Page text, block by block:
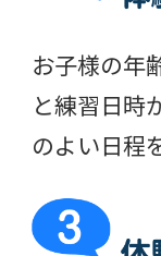
お子様の年
と練習日時
のよい日程